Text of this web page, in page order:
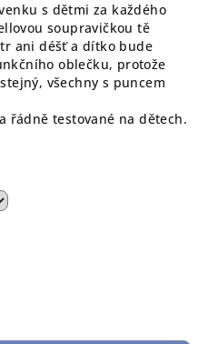
s dětmi za každého
soupravičkou tě
ani déšť a dítko bude
oblečku, protože
všechny s puncem
řádně testované na dětech.